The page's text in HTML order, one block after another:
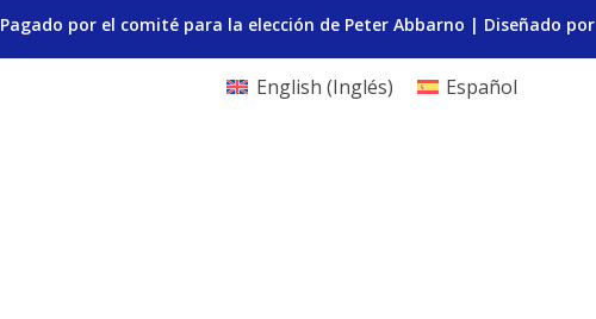
Pagado por el comité para la elección de Peter Abbarno | Diseñado por
English (Inglés) Español